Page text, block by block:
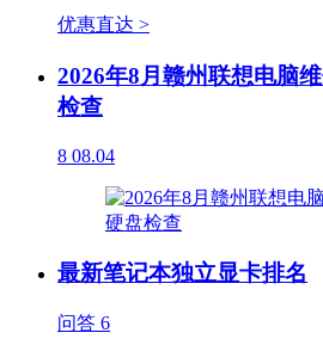
优惠直达 >
2026年8月赣州联想电脑
检查
8 08.04
最新笔记本独立显卡排名
问答 6